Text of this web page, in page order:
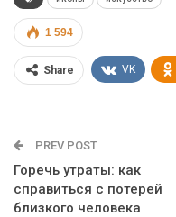
1 594
Share VK
PREV POST
Горечь утраты: как
справиться с потерей
близкого человека